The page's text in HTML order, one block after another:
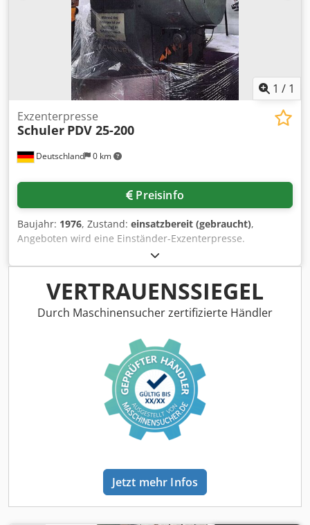
1 / 1
Deutschland 0 km
Exzenterpresse
Schuler PDV 25-200
Preisinfo
Baujahr: 1976, Zustand: einsatzbereit (gebraucht),
Angeboten wird eine Einständer-Exzenterpresse.
Presskraft: 25t, Ausladung: 200mm, verstellbarer
Hubbereich: 8mm-80mm, maximale Hubzahl:
180Hübe/min, Tischfläche X/Y: 560mm/400mm,
Stößelfläche X/Y: 355mm/220mm, Stößelverstellung:
50mm, maximale Einbauhöhe: 320mm. Maschinengewicht:
VERTRAUENSSIEGEL
Durch Maschinensucher zertifizierte Händler
Jetzt mehr Infos